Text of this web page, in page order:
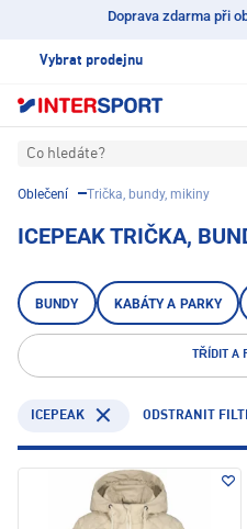
Doprava zdarma při
Vybrat prodejnu
Co hledáte?
Oblečení Trička, bundy, mikiny
ICEPEAK TRIČKA,
BUNDY KABÁTY A PARKY
TŘÍDIT A
ICEPEAK ODSTRANIT